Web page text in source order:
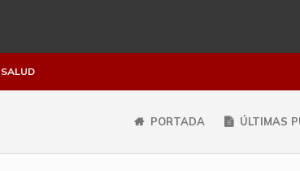
SALUD
PORTADA ÚLTIMAS